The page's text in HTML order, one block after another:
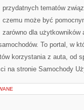
przydatnych tematów
czemu może być
zarówno dla
To portal, w
korzystania z auta, od
na stronie Samochody